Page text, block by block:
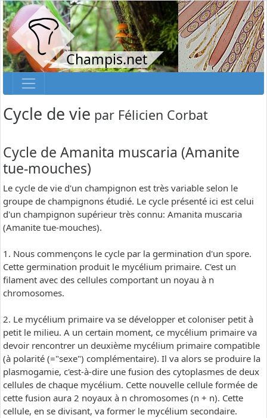
Champis.net
Cycle de vie par Félicien Corbat
Cycle de Amanita muscaria (Amanite
tue-mouches)
Le cycle de vie d'un champignon est très variable selon le
groupe de champignons étudié. Le cycle présenté ici est celui
d'un champignon supérieur très connu: Amanita muscaria
(Amanite tue-mouches).
1. Nous commençons le cycle par la germination d'un spore.
Cette germination produit le mycélium primaire. C'est un
filament avec des cellules comportant un noyau à n
chromosomes.
2. Le mycélium primaire va se développer et coloniser petit à
petit le milieu. A un certain moment, ce mycélium primaire va
devoir rencontrer un deuxième mycélium primaire compatible
(à polarité (="sexe") complémentaire). Il va alors se produire la
plasmogamie, c'est-à-dire une fusion des cytoplasmes de deux
cellules de chaque mycélium. Cette nouvelle cellule formée de
cette fusion aura 2 noyaux à n chromosomes (n + n). Cette
cellule, en se divisant, va former le mycélium secondaire.